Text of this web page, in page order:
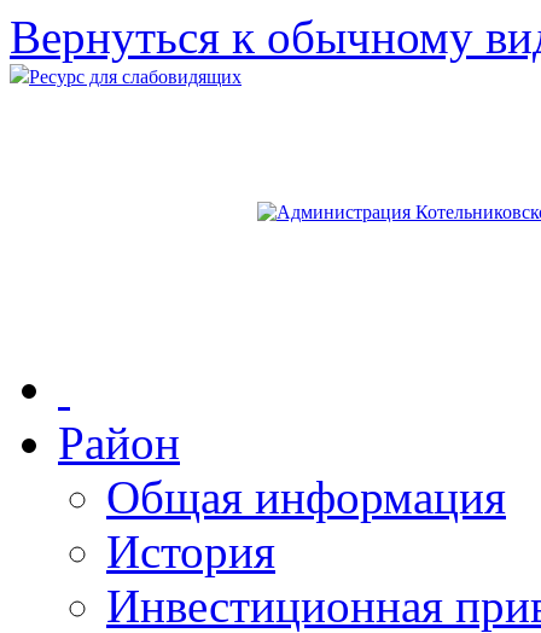
Вернуться к обычному
Ресурс для слабовидящих
Район
Общая информация
История
Инвестиционная